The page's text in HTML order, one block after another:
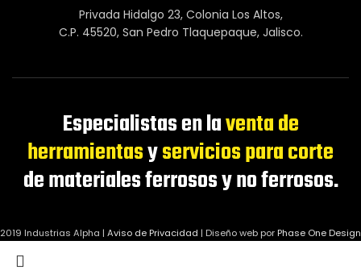
Privada Hidalgo 23, Colonia Los Altos,
C.P. 45520, San Pedro Tlaquepaque, Jalisco.
Especialistas en laventa de
herramientasyservicios para corte
de materiales ferrosos y no ferrosos.
2019 Industrias Alpha | Aviso de Privacidad | Diseño web porPhase One Design